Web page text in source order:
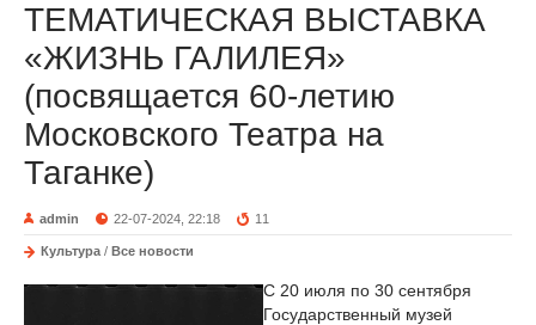
ТЕМАТИЧЕСКАЯ ВЫСТАВКА
«ЖИЗНЬ ГАЛИЛЕЯ»
(посвящается 60-летию
Московского Театра на
Таганке)
admin 22-07-2024, 22:18 11
Культура / Все новости
С 20 июля по 30 сентября
Государственный музей